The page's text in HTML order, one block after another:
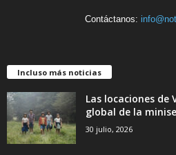
Contáctanos:
Incluso más noticias
Las locaciones de
global de la
30 julio, 2026